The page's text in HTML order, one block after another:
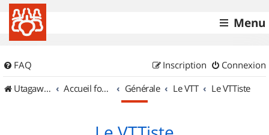
Menu
FAQ Connexion
Inscription
UtagawaVTT (Randos VTT et VTTAE avec traces GPS)
Accueil forum Générale Le VTT Le VTTiste